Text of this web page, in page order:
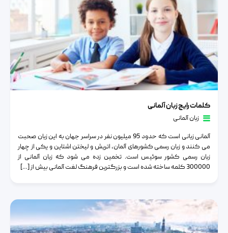
کلمات رایج زبان آلمانی
زبان آلمانی
آلمانی زبانی است که حدود 95 میلیون نفر در سراسر جهان به این زبان صحبت
می کنند و زبان رسمی کشورهای آلمان، اتریش و لیختن اشتاین و یکی از چهار
زبان رسمی کشور سوئیس است. تخمین زده می شود که زبان آلمانی از
300000 کلمه ساخته شده است و بزرگترین فرهنگ لغت آلمانی بیش از […]